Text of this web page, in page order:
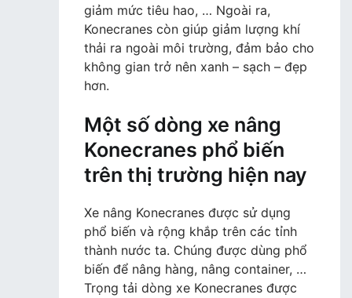
giảm mức tiêu hao, … Ngoài ra,
Konecranes còn giúp giảm lượng khí
thải ra ngoài môi trường, đảm bảo cho
không gian trở nên xanh – sạch – đẹp
hơn.
Một số dòng xe nâng
Konecranes phổ biến
trên thị trường hiện nay
Xe nâng Konecranes được sử dụng
phổ biến và rộng khắp trên các tỉnh
thành nước ta. Chúng được dùng phổ
biến để nâng hàng, nâng container, …
Trọng tải dòng xe Konecranes được